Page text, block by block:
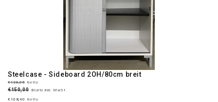
Steelcase - Sideboard 2OH/80cm breit
€126,05 Netto
€150,00 Brutto inkl. MwSt.
€108,40
Netto